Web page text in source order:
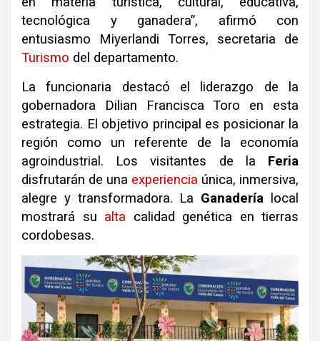
tecnológica y ganadera”, afirmó con
entusiasmo Miyerlandi Torres, secretaria de
Turismo del departamento.
La funcionaria destacó el liderazgo de la
gobernadora Dilian Francisca Toro en esta
estrategia. El objetivo principal es posicionar la
región como un referente de la economía
agroindustrial. Los visitantes de la Feria
disfrutarán de una experiencia única, inmersiva,
alegre y transformadora. La Ganadería local
mostrará su alta calidad genética en tierras
cordobesas.